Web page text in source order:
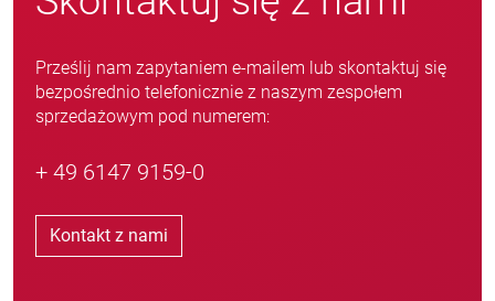
Prześlij nam zapytaniem e-mailem lub skontaktuj się
bezpośrednio telefonicznie z naszym zespołem
sprzedażowym pod numerem:
+ 49 6147 9159-0
Kontakt z nami